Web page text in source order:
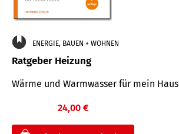
ENERGIE, BAUEN + WOHNEN
Ratgeber Heizung
Wärme und Warmwasser für mein Haus
24,00 €